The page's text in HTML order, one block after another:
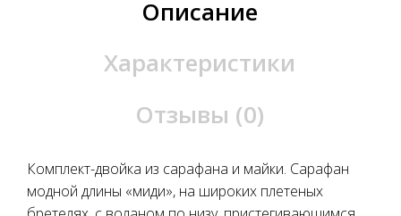
Описание
Характеристики
Отзывы (0)
Комплект-двойка из сарафана и майки. Сарафан
модной длины «миди», на широких плетеных